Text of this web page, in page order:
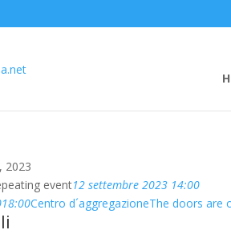
2023
event12 settembre 2023 14:00
18:00Centro d´aggregazioneThe doors are